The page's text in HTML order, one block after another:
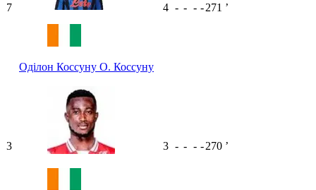
7
Оділон Коссуну О. Коссуну
4 - - - -271 ʼ
3 3 - - - -270 ʼ